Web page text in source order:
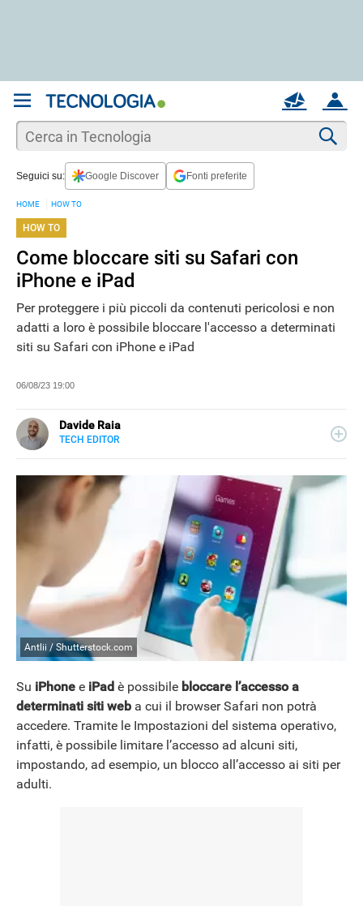
ACCOUNT
MAIL
NEWS
Seguici su: Google Discover Fonti preferite
HOME HOW TO
HOW TO
Come bloccare siti su Safari con
iPhone e iPad
Per proteggere i più piccoli da contenuti pericolosi e non
adatti a loro è possibile bloccare l'accesso a determinati
siti su Safari con iPhone e iPad
06/08/23 19:00
Davide Raia
TECH EDITOR
in tutte le sue forme. Appassionato di viaggi, vive tra
Napoli e la Grecia.
Antlii / Shutterstock.com
Su iPhone e iPad è possibile bloccare l’accesso a
determinati siti web a cui il browser Safari non potrà
accedere. Tramite le Impostazioni del sistema operativo,
infatti, è possibile limitare l’accesso ad alcuni siti,
impostando, ad esempio, un blocco all’accesso ai siti per
adulti.